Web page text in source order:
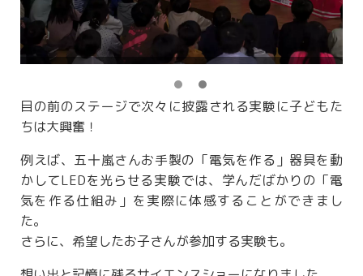
目の前のステージで次々に披露される実験に子どもた
ちは大興奮！
例えば、五十嵐さんお手製の「電気を作る」器具を動
かしてLEDを光らせる実験では、学んだばかりの「電
気を作る仕組み」を実際に体感することができまし
た。
さらに、希望したお子さんが参加する実験も。